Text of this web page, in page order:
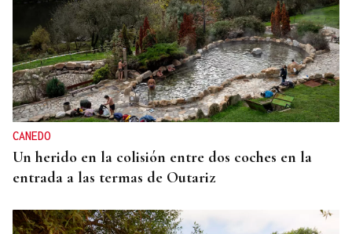
CANEDO
Un herido en la colisión entre dos coches en la
entrada a las termas de Outariz